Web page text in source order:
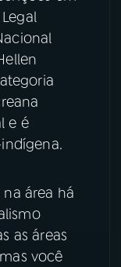
e é
área há
as áreas
você